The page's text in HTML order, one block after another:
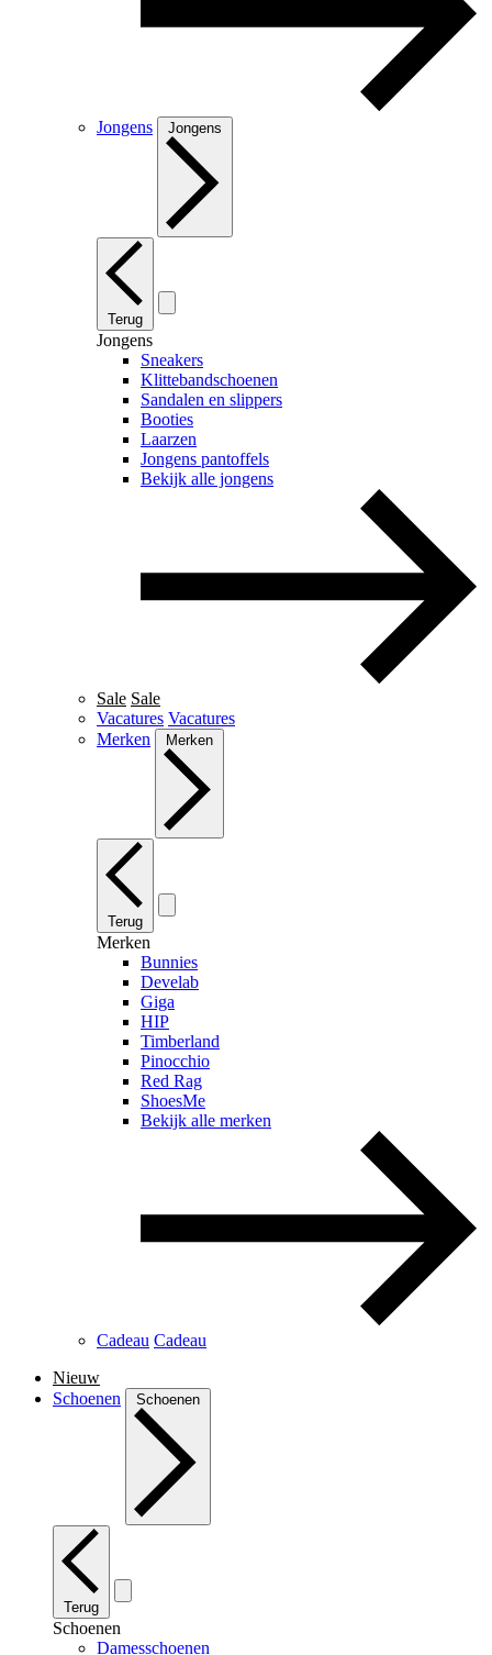
Jongens Jongens
Terug
Jongens
Sneakers
Klittebandschoenen
Sandalen en slippers
Booties
Laarzen
Jongens pantoffels
Bekijk alle jongens
Sale Sale
Vacatures Vacatures
Merken
Merken
Terug
Merken
Bunnies
Develab
Giga
HIP
Timberland
Pinocchio
Red Rag
ShoesMe
Bekijk alle merken
Cadeau Cadeau
Nieuw
Schoenen
Schoenen
Terug
Schoenen
Damesschoenen